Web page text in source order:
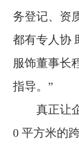
务登记、资
都有专人协
服饰董事长
指导。”
真正让
0 平方米的